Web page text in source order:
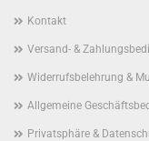
Kontakt
Versand- &
Widerrufsbelehrung &
Allgemeine
Privatsphäre &